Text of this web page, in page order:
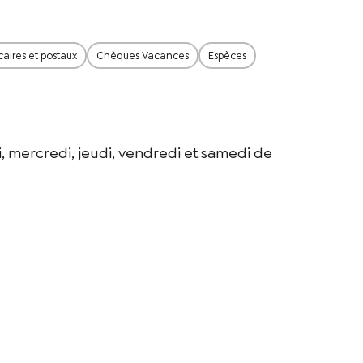
et postaux Chèques Vacances Espèces
mercredi, jeudi, vendredi et samedi de